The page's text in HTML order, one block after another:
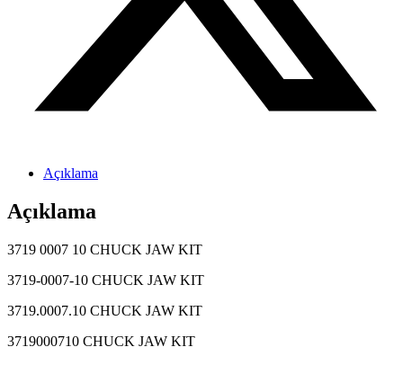
Açıklama
Açıklama
3719 0007 10 CHUCK JAW KIT
3719-0007-10 CHUCK JAW KIT
3719.0007.10 CHUCK JAW KIT
3719000710 CHUCK JAW KIT